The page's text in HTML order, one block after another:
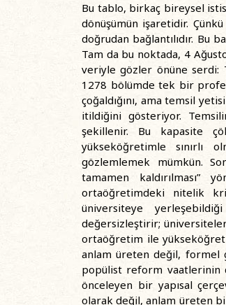
Bu tablo, birkaç bireysel
dönüşümün işaretidir.
doğrudan bağlantılıdır. Bu
Tam da bu noktada, 4
veriyle gözler önüne serdi:
1278 bölümde tek bir
çoğaldığını, ama temsil
itildiğini gösteriyor.
şekillenir. Bu kapasite
yükseköğretimle sınırlı
gözlemlemek mümkün.
tamamen kaldırılması”
ortaöğretimdeki nitelik
üniversiteye
değersizleştirir;
ortaöğretim ile
anlam üreten değil, formel
popülist reform vaatlerinin
önceleyen bir yapısal
olarak değil, anlam üreten